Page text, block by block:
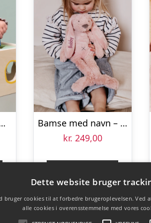
træ med navn
Bamse med navn – Medium Kanin – Lyserød
kr. 249,00
Gå til shop
Dette website bruger
bruger cookies til at forbedre brugeroplevelsen. Ved
alle cookies i overensstemmelse med vores